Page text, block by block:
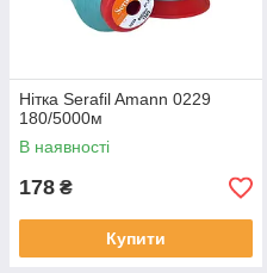
Нітка Serafil Amann 0229
180/5000м
В наявності
178 ₴
Купити